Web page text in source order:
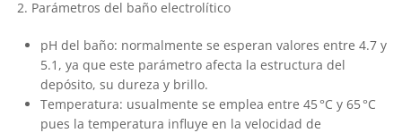
2. Parámetros del baño electrolítico
pH del baño: normalmente se esperan valores entre 4.7 y
5.1, ya que este parámetro afecta la estructura del
depósito, su dureza y brillo.
Temperatura: usualmente se emplea entre 45 °C y 65 °C
pues la temperatura influye en la velocidad de